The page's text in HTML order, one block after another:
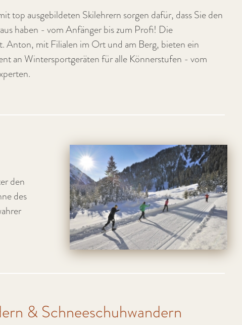
top ausgebildeten Skilehrern sorgen dafür, dass Sie den
haben - vom Anfänger bis zum Profi! Die
Anton, mit Filialen im Ort und am Berg, bieten ein
an Wintersportgeräten für alle Könnerstufen - vom
den
des
& Schneeschuhwandern